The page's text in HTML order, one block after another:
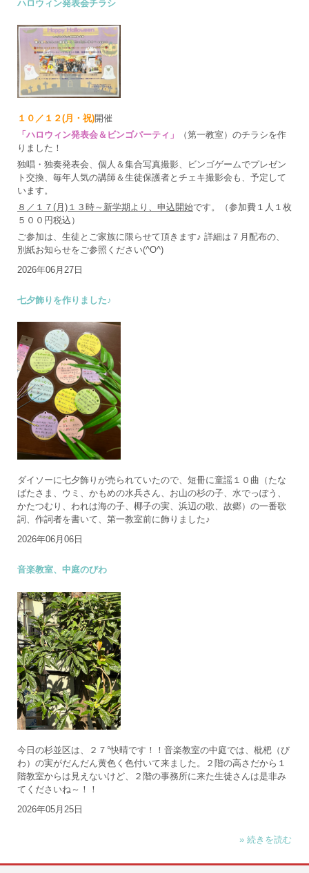
ハロウィン発表会チラシ
１０／１２(月・祝)開催
「ハロウィン発表会＆ビンゴパーティ」
（第一教室）のチラシを作
りました！
独唱・独奏発表会、個人＆集合写真撮影、ビンゴゲームでプレゼン
ト交換、毎年人気の講師＆生徒保護者とチェキ撮影会も、予定して
います。
８／１７(月)１３時～新学期より、申込開始です。（参加費１人１枚
５００円税込）
ご参加は、生徒とご家族に限らせて頂きます♪ 詳細は７月配布の、
別紙お知らせをご参照ください(^O^)
2026年06月27日
七夕飾りを作りました♪
ダイソーに七夕飾りが売られていたので、短冊に童謡１０曲（たな
ばたさま、ウミ、かもめの水兵さん、お山の杉の子、水でっぽう、
かたつむり、われは海の子、椰子の実、浜辺の歌、故郷）の一番歌
詞、作詞者を書いて、第一教室前に飾りました♪
2026年06月06日
音楽教室、中庭のびわ
今日の杉並区は、２７°快晴です！！音楽教室の中庭では、枇杷（び
わ）の実がだんだん黄色く色付いて来ました。２階の高さだから１
階教室からは見えないけど、２階の事務所に来た生徒さんは是非み
てくださいね～！！
2026年05月25日
» 続きを読む